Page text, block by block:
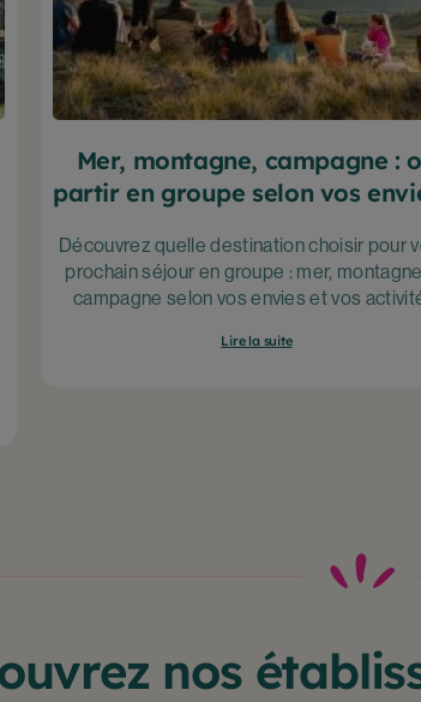
Mer, montagne, campagne :
partir en groupe selon vos
Découvrez quelle destination choisir pour
prochain séjour en groupe : mer,
campagne selon vos envies et vos
Lire la suite
nos